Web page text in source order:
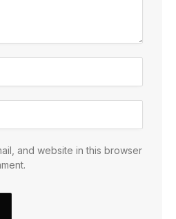
and website in this browser